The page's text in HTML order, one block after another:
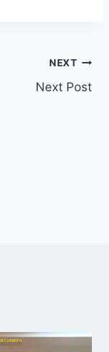
NEXT
Next Post